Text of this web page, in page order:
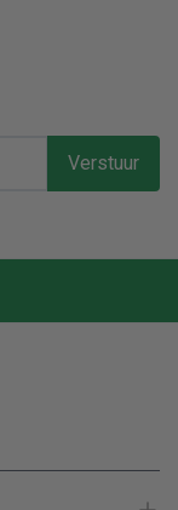
Verstuur